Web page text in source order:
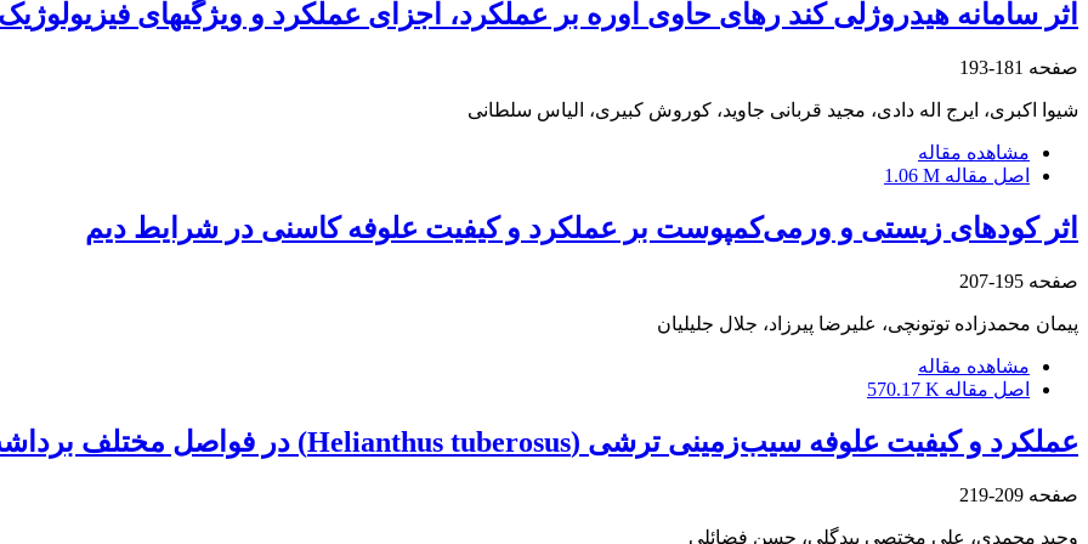
اثر سامانه هیدروژلی کند رهای حاوی اوره بر عملکرد، اجزای عملکرد و ویژگی‏های
صفحه 181-193
شیوا اکبری، ایرج اله دادی، مجید قربانی جاوید، کوروش کبیری، الیاس سلطانی
مشاهده مقاله
اصل مقاله 1.06 M
اثر کودهای زیستی و ورمی‌کمپوست بر عملکرد و کیفیت علوفه کاسنی در شرایط دیم
صفحه 195-207
پیمان محمدزاده توتونچی، علیرضا پیرزاد، جلال جلیلیان
مشاهده مقاله
اصل مقاله 570.17 K
عملکرد و کیفیت علوفه‌ سیب‌زمینی ترشی (Helianthus tuberosus) در فواصل مختلف برداشت
صفحه 209-219
وحید محمدی، علی مختصی بیدگلی، حسن فضائلی